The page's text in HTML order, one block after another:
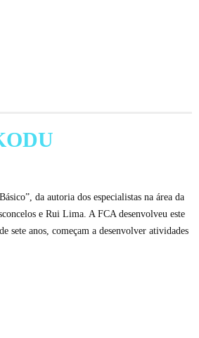
da autoria dos especialistas na área da
e Rui Lima. A FCA desenvolveu este
sete anos, começam a desenvolver atividades